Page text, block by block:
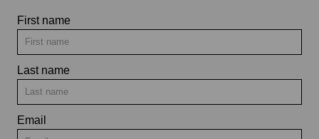
First name
Last name
Email